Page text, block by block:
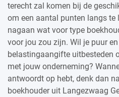
terecht zal komen bij de
om een aantal punten langs te
nagaan wat voor type
voor jou zou zijn. Wil je puur
belastingaangifte uitbesteden
met jouw onderneming?
antwoordt op hebt, denk dan
boekhouder uit Langezwaag